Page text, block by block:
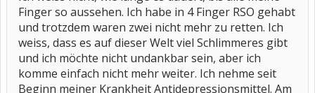
Finger so aussehen. Ich habe in 4 Finger RSO gehabt
und trotzdem waren zwei nicht mehr zu retten. Ich
weiss, dass es auf dieser Welt viel Schlimmeres gibt
und ich möchte nicht undankbar sein, aber ich
komme einfach nicht mehr weiter. Ich nehme seit
Beginn meiner Krankheit Antidepressionsmittel. Am